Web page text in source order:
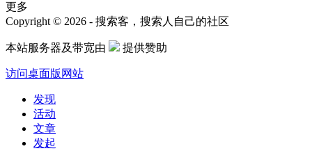
更多
Copyright © 2026 - 搜索客，搜索人自己的社区
本站服务器及带宽由 提供赞助
访问桌面版网站
发现
活动
文章
发起